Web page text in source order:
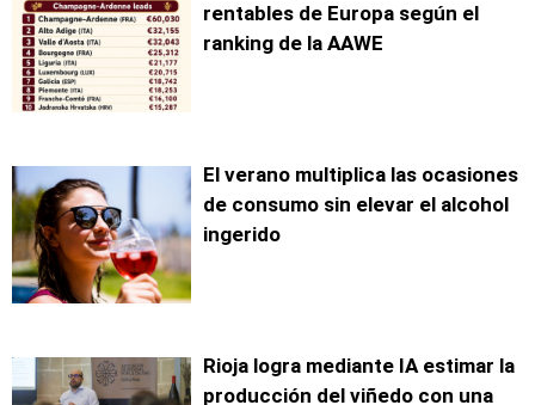
rentables de Europa según el
ranking de la AAWE
El verano multiplica las ocasiones
de consumo sin elevar el alcohol
ingerido
Rioja logra mediante IA estimar la
producción del viñedo con una